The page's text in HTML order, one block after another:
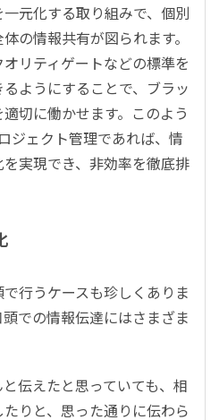
元化する取り組みで、個別
の情報共有が図られます。
オリティゲートなどの標準を
ようにすることで、ブラッ
切に働かせます。このよう
ジェクト管理であれば、情
実現でき、非効率を徹底排
行うケースも珍しくありま
での情報伝達にはさまざま
伝えたと思っていても、相
りと、思った通りに伝わら